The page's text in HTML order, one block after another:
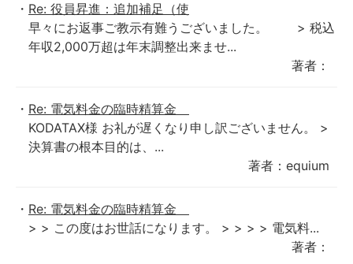
Re: 役員昇進：追加補足（使
早々にお返事ご教示有難うございました。 > 税込
年収2,000万超は年末調整出来ませ...
著者：
Re: 電気料金の臨時精算金
KODATAX様 お礼が遅くなり申し訳ございません。 >
決算書の根本目的は、...
著者：equium
Re: 電気料金の臨時精算金
> > この度はお世話になります。 > > > > 電気料...
著者：